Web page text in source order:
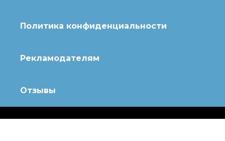
Политика конфиденциальности
Рекламодателям
Отзывы